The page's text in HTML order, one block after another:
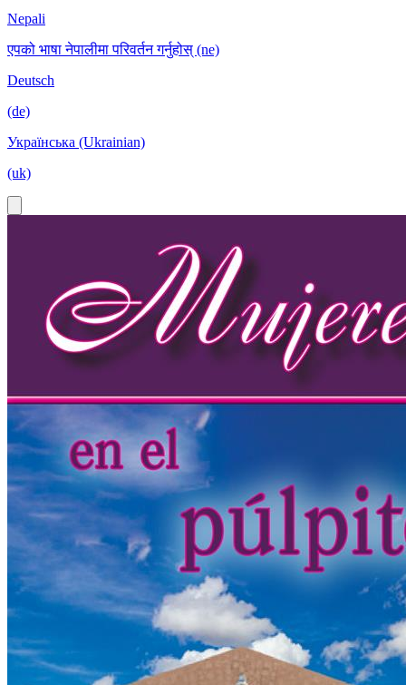
Nepali
एपको भाषा नेपालीमा परिवर्तन गर्नुहोस् (ne)
Deutsch
(de)
Українська (Ukrainian)
(uk)